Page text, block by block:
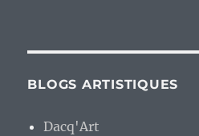
BLOGS ARTISTIQUES
Dacq'Art